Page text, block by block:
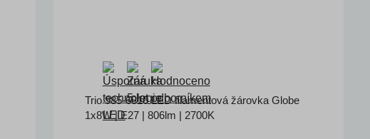
Trio 985-6810 LED filamentová žárovka Globe
1x8W | E27 | 806lm | 2700K